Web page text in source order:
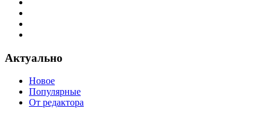
Актуально
Новое
Популярные
От редактора